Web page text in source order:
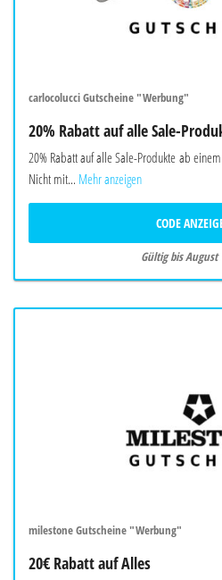
carlocolucci Gutscheine "Werbung"
20% Rabatt auf alle Sale-
20% Rabatt auf alle Sale-Produkte ab
Nicht mit... Mehr anzeigen
CODE
Gültig bis August
milestone Gutscheine "Werbung"
20€ Rabatt auf Alles